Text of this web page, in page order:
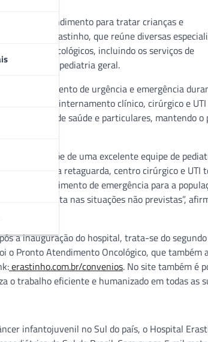
Pronto Atendimento para tratar crianças e
Hospital Erastinho, que reúne diversas
não oncológicos, incluindo os serviços de
pediátrica e pediatria geral.
de atendimento de urgência e emergência
pacientes internamento clínico, cirúrgico e
com planos de saúde e particulares, mantendo
Gaertner.
dispõe de uma excelente equipe de
Na retaguarda, centro cirúrgico e
de atendimento de emergência para a
uma consulta nas situações não previstas”,
a inauguração do hospital, trata-se do
o Pronto Atendimento Oncológico, que também
erastinho.com.br/convenios. No site também é
o trabalho eficiente e humanizado em todas as
infantojuvenil no Sul do país, o Hospital